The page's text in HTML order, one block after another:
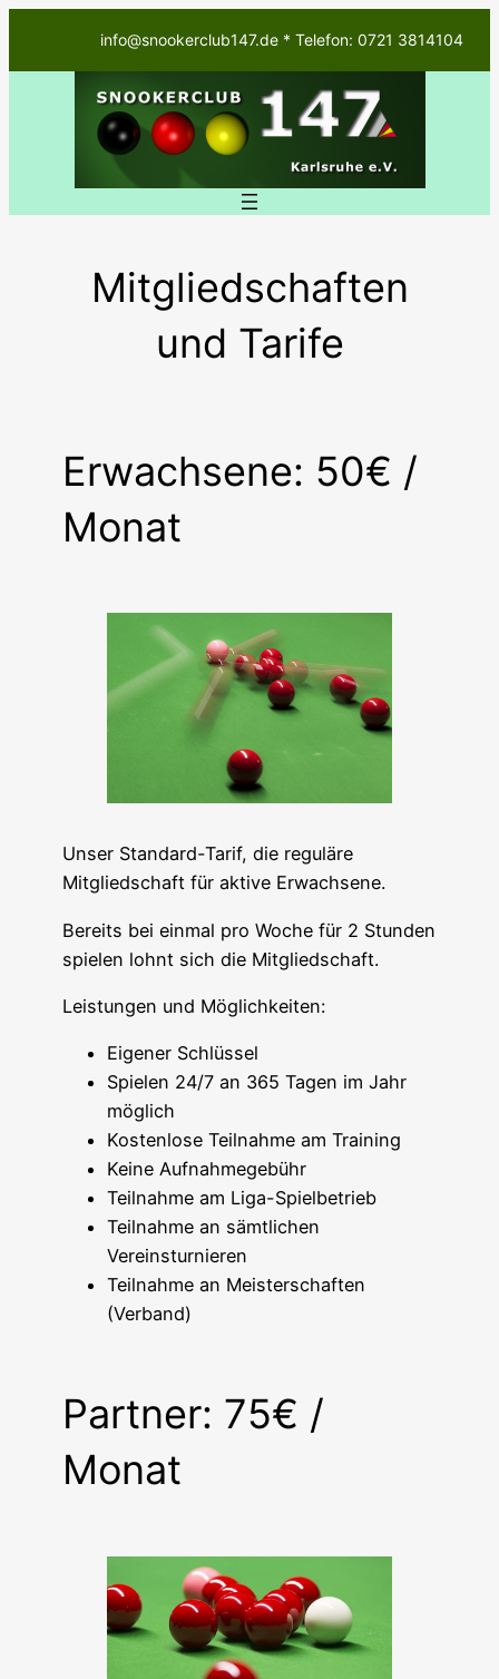
info@snookerclub147.de * Telefon: 0721 3814104
Mitgliedschaften
und Tarife
Erwachsene: 50€ /
Monat
Unser Standard-Tarif, die reguläre
Mitgliedschaft für aktive Erwachsene.
Bereits bei einmal pro Woche für 2 Stunden
spielen lohnt sich die Mitgliedschaft.
Leistungen und Möglichkeiten:
Eigener Schlüssel
Spielen 24/7 an 365 Tagen im Jahr
möglich
Kostenlose Teilnahme am Training
Keine Aufnahmegebühr
Teilnahme am Liga-Spielbetrieb
Teilnahme an sämtlichen
Vereinsturnieren
Teilnahme an Meisterschaften
(Verband)
Partner: 75€ /
Monat